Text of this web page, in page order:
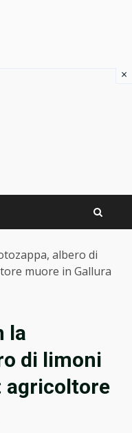
albero di
muore in Gallura
la
di limoni
agricoltore
×